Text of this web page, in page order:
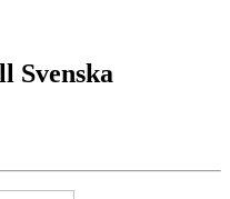
Svenska